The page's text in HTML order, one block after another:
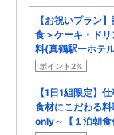
【お祝いプラン
食＞ケーキ・ド
料(真鶴駅ーホテル
ポイント2%
【1日1組限定】
食材にこだわる
only～【１泊朝食